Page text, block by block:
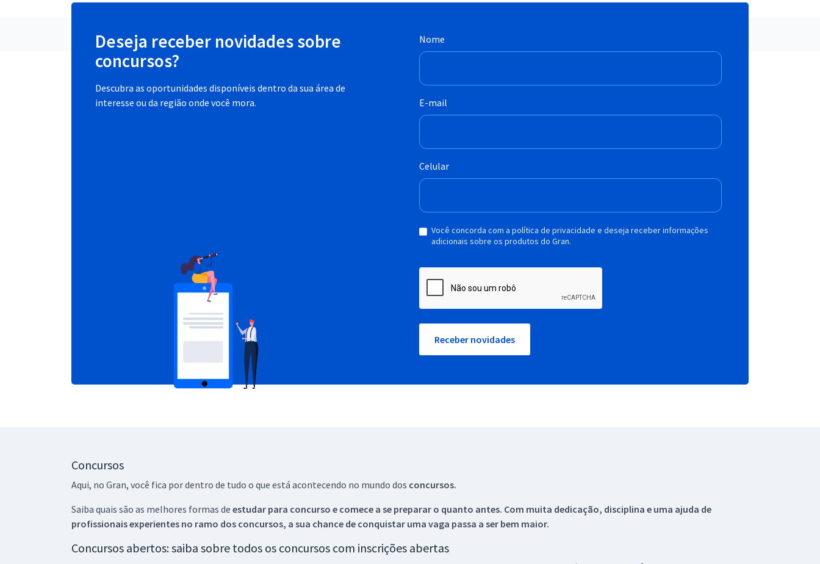
Deseja receber novidades sobre
concursos?
Descubra as oportunidades disponíveis dentro da sua área de
interesse ou da região onde você mora.
Nome
E-mail
Celular
Você concorda com a política de privacidade e deseja receber informações
adicionais sobre os produtos do Gran.
Receber novidades
Concursos
Aqui, no Gran, você fica por dentro de tudo o que está acontecendo no mundo dos concursos.
Saiba quais são as melhores formas de estudar para concurso e comece a se preparar o quanto antes. Com muita dedicação, disciplina e uma ajuda de
profissionais experientes no ramo dos concursos, a sua chance de conquistar uma vaga passa a ser bem maior.
Concursos abertos: saiba sobre todos os concursos com inscrições abertas